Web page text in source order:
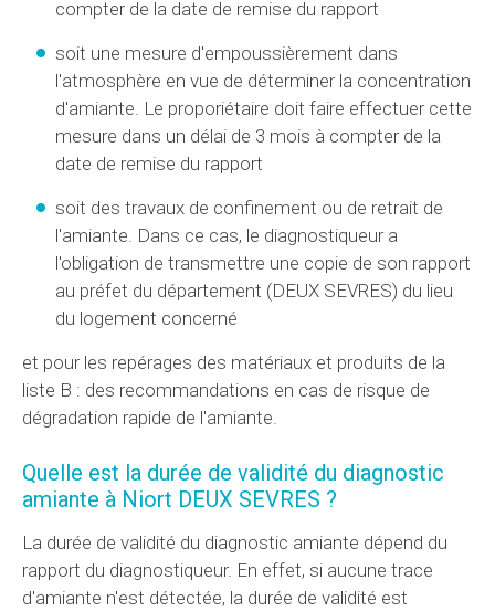
compter de la date de remise du rapport
soit une mesure d'empoussièrement dans
l'atmosphère en vue de déterminer la concentration
d'amiante. Le proporiétaire doit faire effectuer cette
mesure dans un délai de 3 mois à compter de la
date de remise du rapport
soit des travaux de confinement ou de retrait de
l'amiante. Dans ce cas, le diagnostiqueur a
l'obligation de transmettre une copie de son rapport
au préfet du département (DEUX SEVRES) du lieu
du logement concerné
et pour les repérages des matériaux et produits de la
liste B : des recommandations en cas de risque de
dégradation rapide de l'amiante.
Quelle est la durée de validité du diagnostic
amiante à Niort DEUX SEVRES ?
La durée de validité du diagnostic amiante dépend du
rapport du diagnostiqueur. En effet, si aucune trace
d'amiante n'est détectée, la durée de validité est